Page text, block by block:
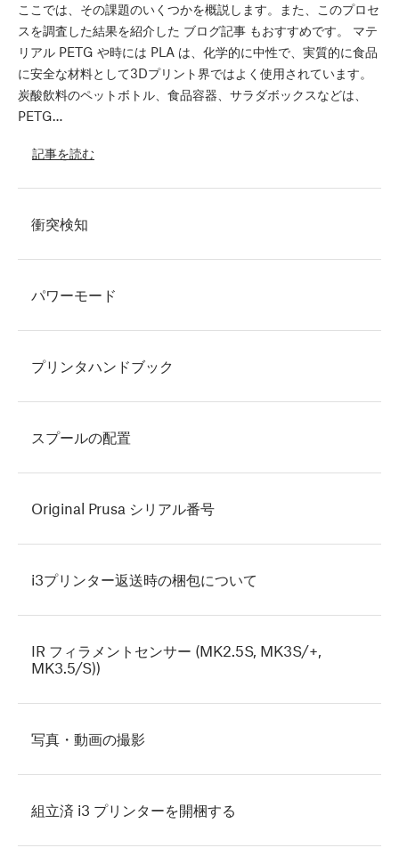
ここでは、その課題のいくつかを概説します。また、このプロセ
スを調査した結果を紹介した ブログ記事 もおすすめです。 マテ
リアル PETG や時には PLA は、化学的に中性で、実質的に食品
に安全な材料として3Dプリント界ではよく使用されています。
炭酸飲料のペットボトル、食品容器、サラダボックスなどは、
PETG…
記事を読む
衝突検知
パワーモード
プリンタハンドブック
スプールの配置
Original Prusa シリアル番号
i3プリンター返送時の梱包について
IR フィラメントセンサー (MK2.5S, MK3S/+,
MK3.5/S))
写真・動画の撮影
組立済 i3 プリンターを開梱する